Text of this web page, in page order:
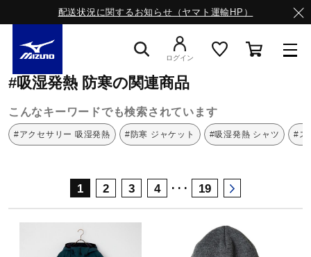
配送状況に関するお知らせ（ヤマト運輸HP）
ライフスタイルウエア
ランニング
サッカー／フットサル
ログイン
ミズノ公式オンライン
#吸湿発熱 防寒の関連商品
こんなキーワードでも検索されています
#アクセサリー 吸湿発熱 #防寒 ジャケット #吸湿発熱 シャツ #ス
1 2 3 4 ･･･ 19